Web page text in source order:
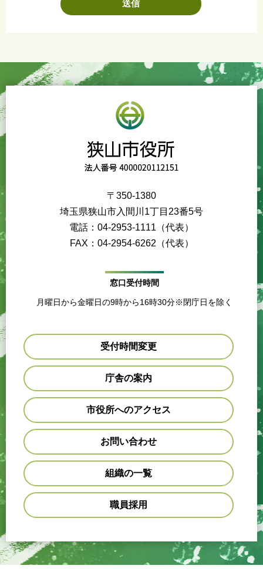
〒350-1380
埼玉県狭山市入間川1丁目23番5号
電話：04-2953-1111（代表）
FAX：04-2954-6262（代表）
窓口受付時間
月曜日から金曜日の9時から16時30分※閉庁日を除く
受付時間変更
庁舎の案内
市役所へのアクセス
お問い合わせ
組織の一覧
職員採用